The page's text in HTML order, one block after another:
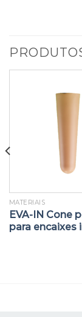
MATERIAIS
EVA-IN Cone
para encaixes